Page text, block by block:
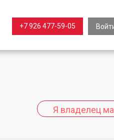
+7 926 477-59-05